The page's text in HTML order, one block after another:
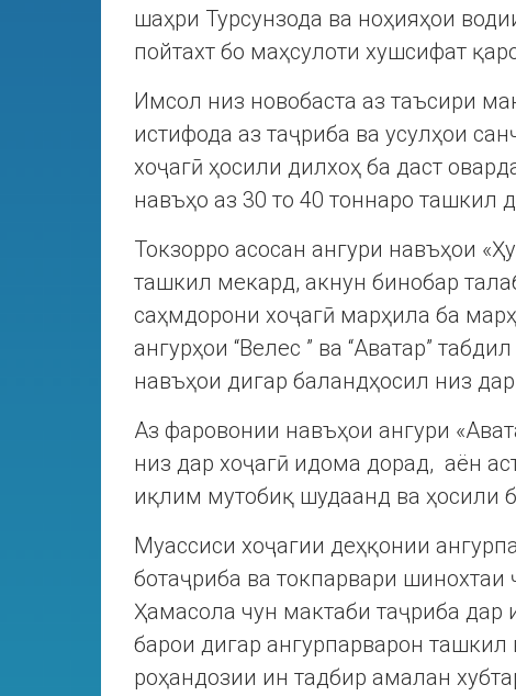
шаҳри Турсунзода ва ноҳияҳои
пойтахт бо маҳсулоти хушсифат
Имсол низ новобаста аз таъсири
истифода аз таҷриба ва усулҳои
хоҷагӣ ҳосили дилхоҳ ба даст
навъҳо аз 30 то 40 тоннаро ташкил
Токзорро асосан ангури навъҳои
ташкил мекард, акнун бинобар
саҳмдорони хоҷагӣ марҳила ба
ангурҳои “Велес ” ва “Аватар”
навъҳои дигар баландҳосил низ
Аз фаровонии навъҳои ангури
низ дар хоҷагӣ идома дорад, аён
иқлим мутобиқ шудаанд ва ҳосили
Муассиси хоҷагии деҳқонии
ботаҷриба ва токпарвари
Ҳамасола чун мактаби таҷриба
барои дигар ангурпарварон
роҳандозии ин тадбир амалан